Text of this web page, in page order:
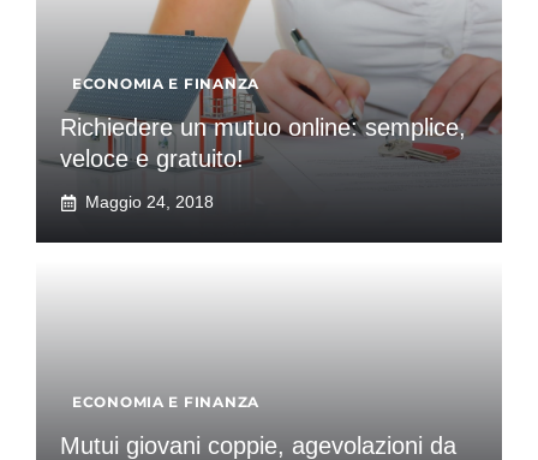
ECONOMIA E FINANZA
Richiedere un mutuo online: semplice,
veloce e gratuito!
Maggio 24, 2018
ECONOMIA E FINANZA
Mutui giovani coppie, agevolazioni da